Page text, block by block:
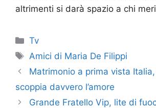
altrimenti si darà spazio a chi
Categorie
Tv
Tag
Amici di Maria De Filippi
Matrimonio a prima vista
scoppia davvero l’amore
Grande Fratello Vip, lite di